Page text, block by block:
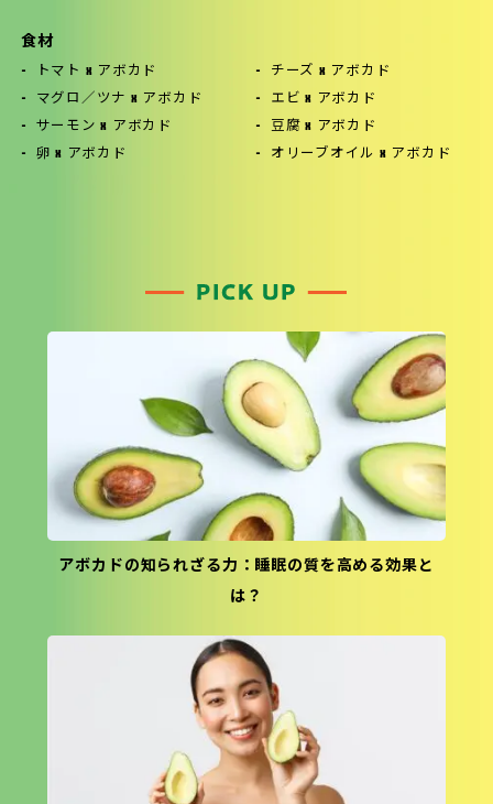
食材
トマト x アボカド チーズ x アボカド
マグロ／ツナ x アボカド エビ x アボカド
サーモン x アボカド 豆腐 x アボカド
卵 x アボカド オリーブオイル x アボカド
アボカドの知られざる力：睡眠の質を高める効果と
は？